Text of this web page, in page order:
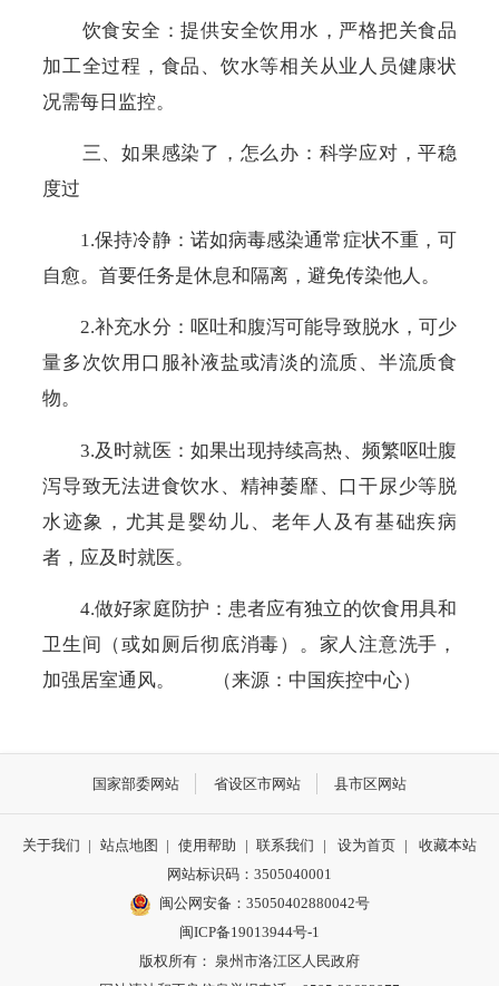
饮食安全：提供安全饮用水，严格把关食品
加工全过程，食品、饮水等相关从业人员健康状
况需每日监控。
三、如果感染了，怎么办：科学应对，平稳
度过
1.保持冷静：诺如病毒感染通常症状不重，可
自愈。首要任务是休息和隔离，避免传染他人。
2.补充水分：呕吐和腹泻可能导致脱水，可少
量多次饮用口服补液盐或清淡的流质、半流质食
物。
3.及时就医：如果出现持续高热、频繁呕吐腹
泻导致无法进食饮水、精神萎靡、口干尿少等脱
水迹象，尤其是婴幼儿、老年人及有基础疾病
者，应及时就医。
4.做好家庭防护：患者应有独立的饮食用具和
卫生间（或如厕后彻底消毒）。家人注意洗手，
加强居室通风。 （来源：中国疾控中心）
国家部委网站 省设区市网站 县市区网站
关于我们 | 站点地图 | 使用帮助 | 联系我们 | 设为首页 |
收藏本站
网站标识码：3505040001
闽公网安备：35050402880042号
闽ICP备19013944号-1
版权所有： 泉州市洛江区人民政府